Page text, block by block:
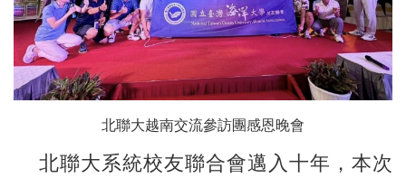
北聯大越南交流參訪團感恩晚會
北聯大系統校友聯合會邁入十年，本次